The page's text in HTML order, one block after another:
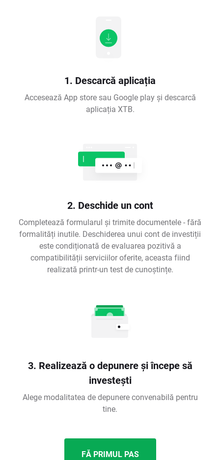
1. Descarcă aplicația
Accesează App store sau Google play și descarcă
aplicația XTB.
2. Deschide un cont
Completează formularul și trimite documentele - fără
formalități inutile. Deschiderea unui cont de investiții
este condiționată de evaluarea pozitivă a
compatibilității serviciilor oferite, aceasta fiind
realizată printr-un test de cunoștințe.
3. Realizează o depunere și începe să
investești
Alege modalitatea de depunere convenabilă pentru
tine.
FĂ PRIMUL PAS